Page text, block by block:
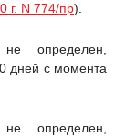
г. N 774/пр).
определен,
дней с момента
определен,